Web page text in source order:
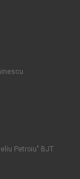
Petroiu" BJT